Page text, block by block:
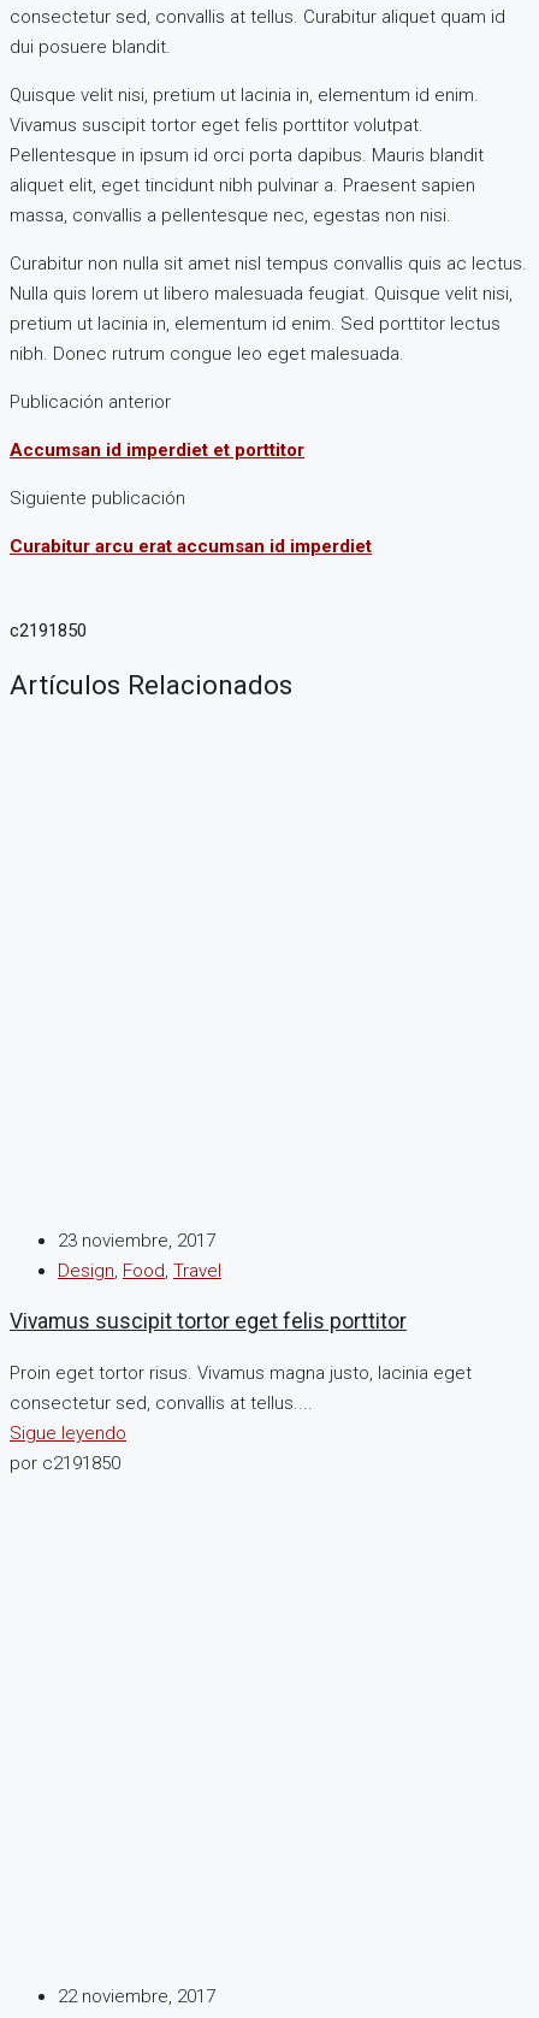
consectetur sed, convallis at tellus. Curabitur aliquet quam id
dui posuere blandit.
Quisque velit nisi, pretium ut lacinia in, elementum id enim.
Vivamus suscipit tortor eget felis porttitor volutpat.
Pellentesque in ipsum id orci porta dapibus. Mauris blandit
aliquet elit, eget tincidunt nibh pulvinar a. Praesent sapien
massa, convallis a pellentesque nec, egestas non nisi.
Curabitur non nulla sit amet nisl tempus convallis quis ac lectus.
Nulla quis lorem ut libero malesuada feugiat. Quisque velit nisi,
pretium ut lacinia in, elementum id enim. Sed porttitor lectus
nibh. Donec rutrum congue leo eget malesuada.
Publicación anterior
Accumsan id imperdiet et porttitor
Siguiente publicación
Curabitur arcu erat accumsan id imperdiet
c2191850
Artículos Relacionados
23 noviembre, 2017
Design, Food, Travel
Vivamus suscipit tortor eget felis porttitor
Proin eget tortor risus. Vivamus magna justo, lacinia eget
consectetur sed, convallis at tellus....
Sigue leyendo
por c2191850
22 noviembre, 2017